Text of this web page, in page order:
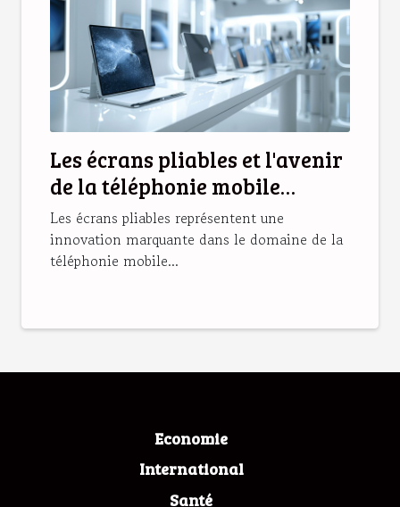
Les écrans pliables et l'avenir
de la téléphonie mobile
tendances et enjeux
Les écrans pliables représentent une
innovation marquante dans le domaine de la
téléphonie mobile...
Economie
International
Santé